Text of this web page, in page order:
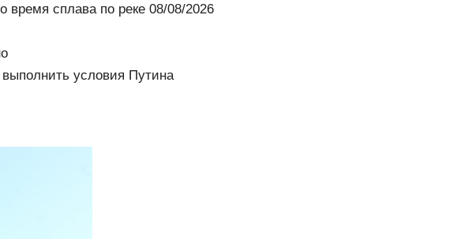
время сплава по реке 08/08/2026
условия Путина